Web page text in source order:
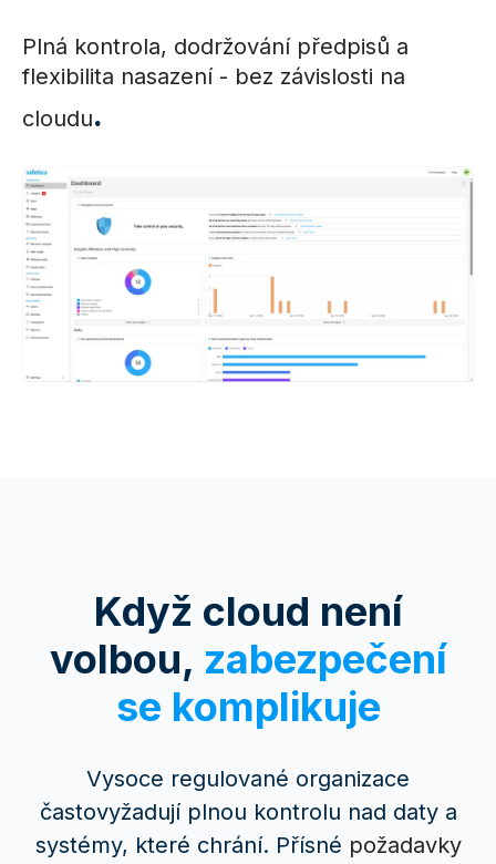
Plná kontrola, dodržování předpisů a
flexibilita nasazení - bez závislosti na
cloudu.
Když cloud není
volbou, zabezpečení
se komplikuje
Vysoce regulované organizace
častovyžadují plnou kontrolu nad daty a
systémy, které chrání. Přísné požadavky